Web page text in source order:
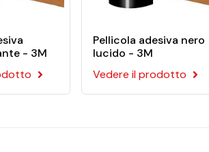
- 3M
Pellicola adesiva nero
lucido - 3M
Vedere il prodotto